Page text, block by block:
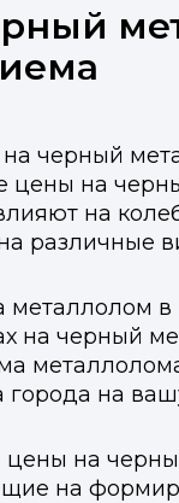
черный
цены на
на
различные
в
на черный
города на
на
на